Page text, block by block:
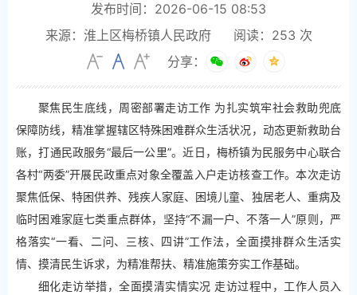
发布时间：2026-06-15 08:53
来源：淮上区梅桥镇人民政府
阅读： 253 次
分享：
聚焦民生底线，周密部署走访工作 为扎实筑牢社会救助兜底
保障防线，精准掌握辖区特殊困难群众生活状况，动态更新救助台
账，打通民政服务“最后一公里”。近日，梅桥镇为民服务中心联合
各村“两委”开展民政重点对象全覆盖入户走访核查工作。本次走访
聚焦低保、特困供养、残疾人家庭、困境儿童、独居老人、重病及
临时困难家庭七类重点群体，坚持“不漏一户、不落一人”原则，严
格落实“一看、二问、三核、四讲”工作法，全面摸排群众生活实
情、摸清民生诉求，为精准帮扶、精准施策夯实工作基础。
细化走访举措，全面摸清实情实况 走访过程中，工作人员入